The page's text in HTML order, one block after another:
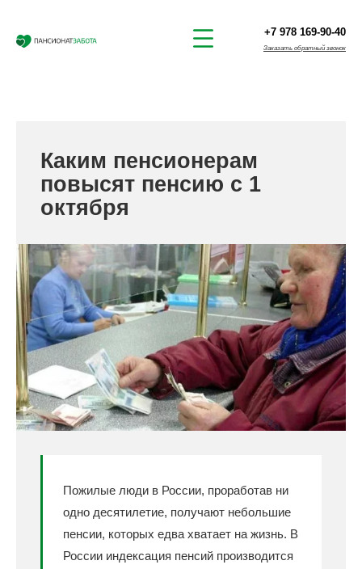
+7 978 169-90-40
Заказать обратный звонок
Каким пенсионерам
повысят пенсию с 1
октября
Пожилые люди в России, проработав ни
одно десятилетие, получают небольшие
пенсии, которых едва хватает на жизнь. В
России индексация пенсий производится